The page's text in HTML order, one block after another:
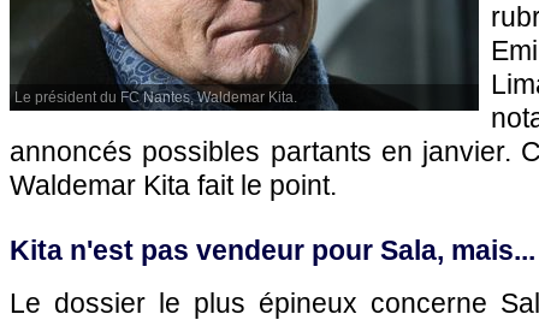
Le président du FC Nantes, Waldemar Kita.
annoncés possibles partants en janvier.
Waldemar Kita fait le point.
Kita n'est pas vendeur pour Sala, mais...
Le dossier le plus épineux concerne